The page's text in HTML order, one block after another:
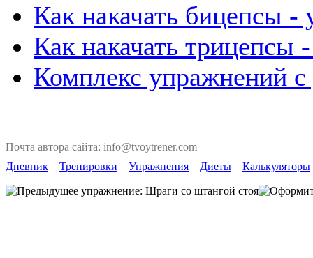
Как накачать бицепсы
Как накачать трицепсы
Комплекс упражнений
Почта автора сайта: info@tvoytrener.com
Дневник
Тренировки Упражнения Диеты Калькуляторы